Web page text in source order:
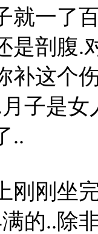
就一了
是剖腹.
补这个
子是
..
刚刚坐
的..除